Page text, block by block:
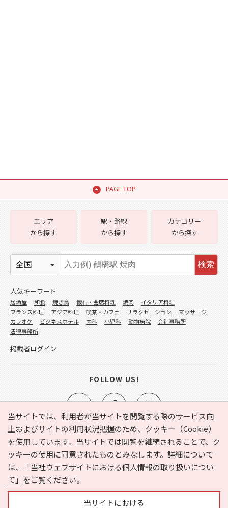
PAGE TOP
当サイトでは、利用者が当サイトを閲覧する際のサービス向
上およびサイトの利用状況把握のため、クッキー（Cookie）
を使用しています。当サイトでは閲覧を継続されることで、ク
ッキーの使用に同意されたものとみなします。詳細について
は、
「当社ウェブサイトにおける個人情報の取り扱いについ
て」 をご覧ください。
当サイトにおける
e-NAVITA（イーナビタ）とは？ お気に入り
ヘルプ
利用規約
個人情報の取り扱いについて
運営会社
サイトマップ
広告掲載に関するお問い合わせ
エリア
から探す
駅・路線
から探す
カテゴリー
から探す
検索
人気キーワード
居酒屋 和食 焼き鳥 懐石・会席料理 焼肉
イタリア料理
フランス料理
アジア料理 喫茶・カフェ リラクゼーション
マッサージ
カラオケ
ビジネスホテル 内科 小児科 動物病院
会計事務所
法律事務所
掲載者ログイン
FOLLOW US!